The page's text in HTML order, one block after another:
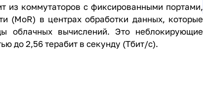
из коммутаторов с фиксированными портами,
(MoR) в центрах обработки данных, которые
облачных вычислений. Это неблокирующие
до 2,56 терабит в секунду (Тбит/с).